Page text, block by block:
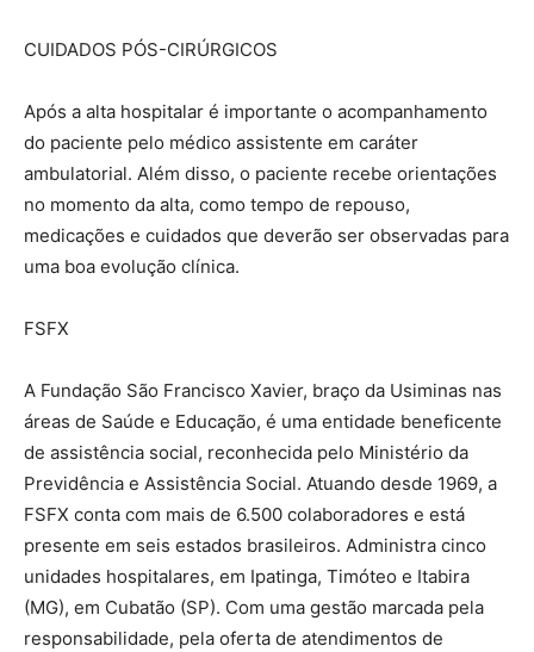
CUIDADOS PÓS-CIRÚRGICOS
Após a alta hospitalar é importante o acompanhamento
do paciente pelo médico assistente em caráter
ambulatorial. Além disso, o paciente recebe orientações
no momento da alta, como tempo de repouso,
medicações e cuidados que deverão ser observadas para
uma boa evolução clínica.
FSFX
A Fundação São Francisco Xavier, braço da Usiminas nas
áreas de Saúde e Educação, é uma entidade beneficente
de assistência social, reconhecida pelo Ministério da
Previdência e Assistência Social. Atuando desde 1969, a
FSFX conta com mais de 6.500 colaboradores e está
presente em seis estados brasileiros. Administra cinco
unidades hospitalares, em Ipatinga, Timóteo e Itabira
(MG), em Cubatão (SP). Com uma gestão marcada pela
responsabilidade, pela oferta de atendimentos de